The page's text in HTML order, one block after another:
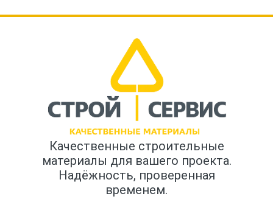
Качественные строительные
материалы для вашего проекта.
Надёжность, проверенная
временем.